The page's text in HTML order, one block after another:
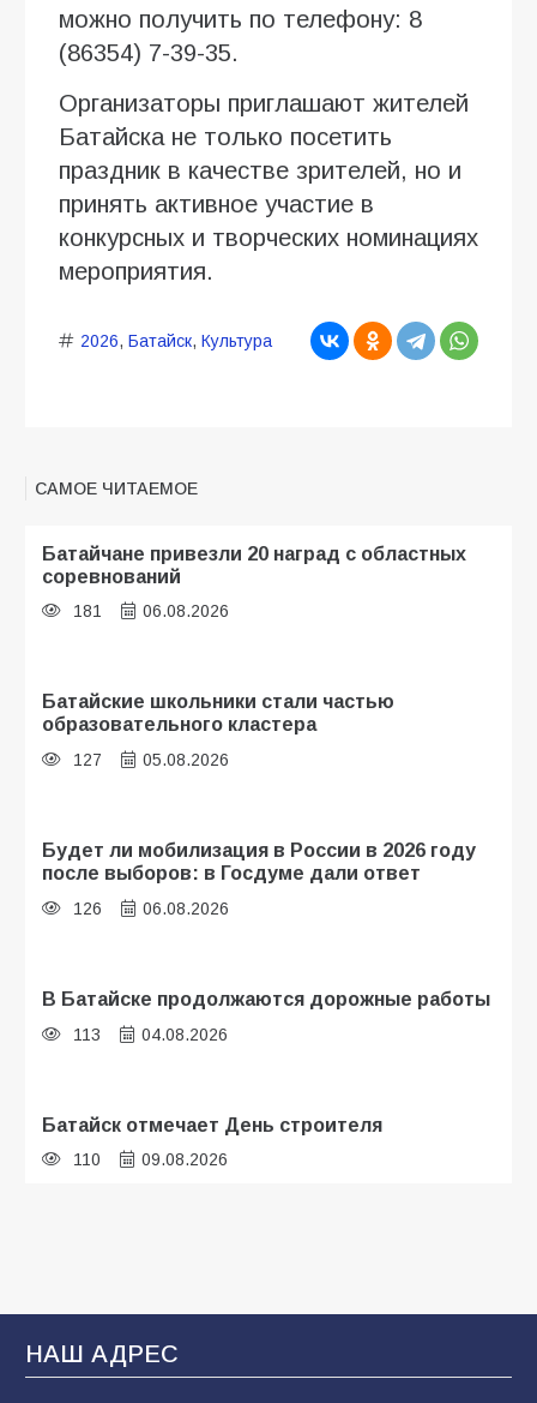
можно получить по телефону: 8
(86354) 7-39-35.
Организаторы приглашают жителей
Батайска не только посетить
праздник в качестве зрителей, но и
принять активное участие в
конкурсных и творческих номинациях
мероприятия.
2026, Батайск, Культура
САМОЕ ЧИТАЕМОЕ
Батайчане привезли 20 наград с областных
соревнований
181 06.08.2026
Батайские школьники стали частью
образовательного кластера
127 05.08.2026
Будет ли мобилизация в России в 2026 году
после выборов: в Госдуме дали ответ
126 06.08.2026
В Батайске продолжаются дорожные работы
113 04.08.2026
Батайск отмечает День строителя
110 09.08.2026
НАШ АДРЕС